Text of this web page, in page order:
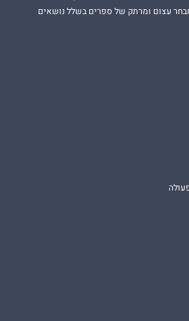
עצום ומרתק של ספרים בשלל נושאים